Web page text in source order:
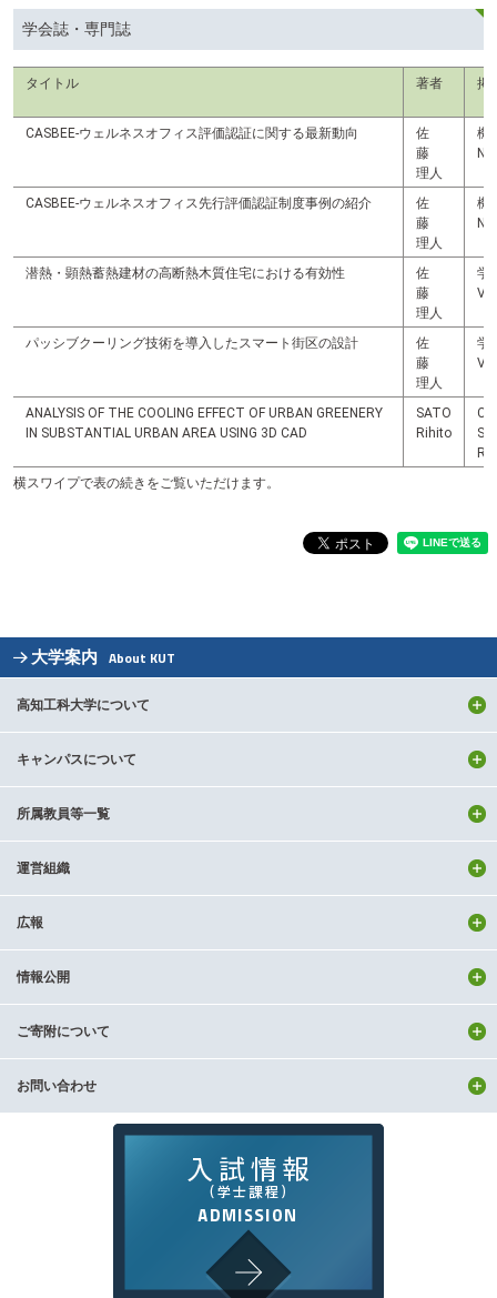
学会誌・専門誌
タイトル 著者 掲
CASBEE-ウェルネスオフィス評価認証に関する最新動向
佐
藤
理人
機
CASBEE-ウェルネスオフィス先行評価認証制度事例の紹介
佐
藤
理人
機
潜熱・顕熱蓄熱建材の高断熱木質住宅における有効性
佐
藤
理人
学
パッシブクーリング技術を導入したスマート街区の設計
佐
藤
理人
学
ANALYSIS OF THE COOLING EFFECT OF URBAN GREENERY
IN SUBSTANTIAL URBAN AREA USING 3D CAD
SATO
Rihito
横スワイプで表の続きをご覧いただけます。
大学案内 About KUT
高知工科大学について
キャンパスについて
所属教員等一覧
運営組織
広報
情報公開
ご寄附について
お問い合わせ